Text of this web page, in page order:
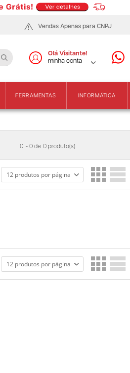
Vendas Apenas para CNPJ
Olá Visitante!
minha conta
FERRAMENTAS INFORMÁTICA
0 - 0 de 0 produto(s)